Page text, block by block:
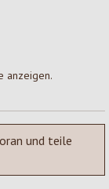
anzeigen.
und teile